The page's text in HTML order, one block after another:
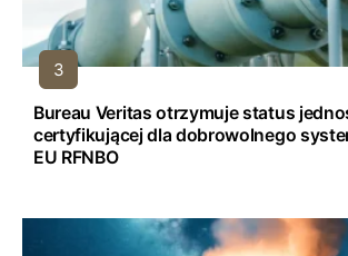
Bureau Veritas otrzymuje status
certyfikującej dla dobrowolnego
EU RFNBO